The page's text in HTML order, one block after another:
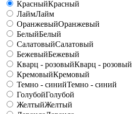
КрасныйКрасный
ЛаймЛайм
ОранжевыйОранжевый
БелыйБелый
СалатовыйСалатовый
БежевыйБежевый
Кварц - розовыйКварц - розовый
КремовыйКремовый
Темно - синийТемно - синий
ГолубойГолубой
ЖелтыйЖелтый